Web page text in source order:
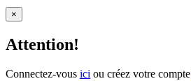
×
Attention!
Connectez-vous ici ou créez votre compte